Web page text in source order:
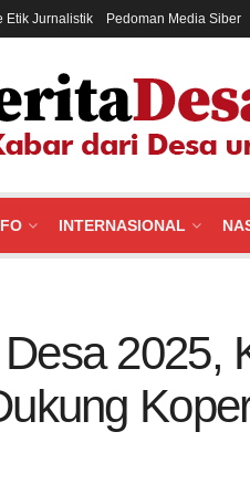
Etik Jurnalistik Pedoman Media Siber
INTERNASIONAL
2025,